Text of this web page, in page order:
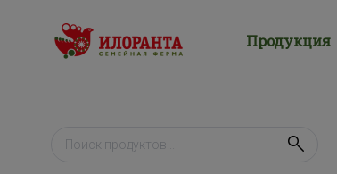
Продукция